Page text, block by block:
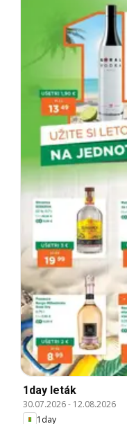
1day leták
30.07.2026- 12.08.2026
1day